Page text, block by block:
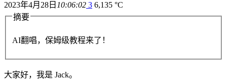
2023年4月28日 10:06:02 3 6,135 °C
摘要
AI翻唱，保姆级教程来了！
大家好，我是 Jack。